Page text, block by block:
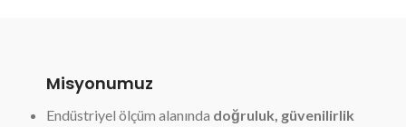
Misyonumuz
Endüstriyel ölçüm alanında doğruluk, güvenilirlik